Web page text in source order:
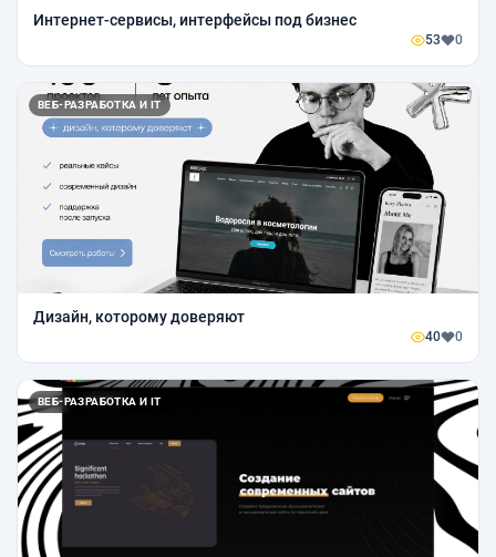
Интернет-сервисы, интерфейсы под бизнес
53 0
ВЕБ-РАЗРАБОТКА И IT
Дизайн, которому доверяют
40 0
ВЕБ-РАЗРАБОТКА И IT